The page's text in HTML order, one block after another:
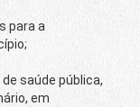
para a
saúde pública,
em